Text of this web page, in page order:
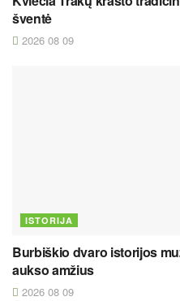
šventė
2026 08 09
ISTORIJA
Burbiškio dvaro istorijos
aukso amžius
2026 08 09